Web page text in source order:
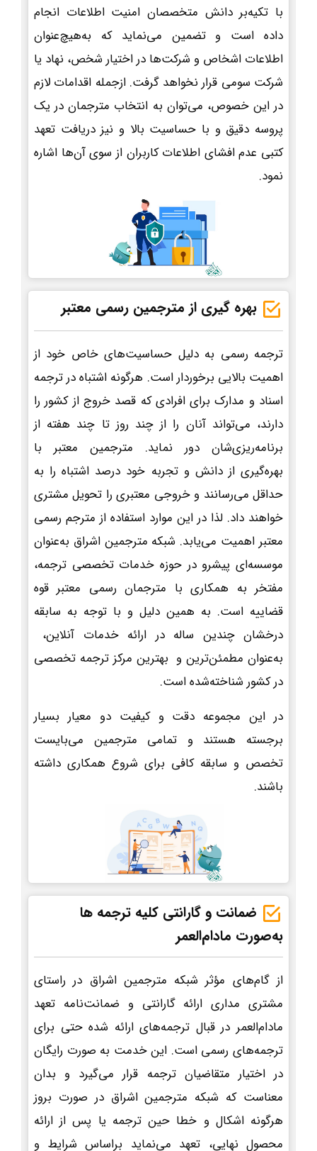
با تکیه‌بر دانش متخصصان امنیت اطلاعات انجام
داده است و تضمین می‌نماید که به‌هیچ‌عنوان
اطلاعات اشخاص و شرکت‌ها در اختیار شخص، نهاد یا
شرکت سومی قرار نخواهد گرفت. ازجمله اقدامات لازم
در این خصوص، می‌توان به انتخاب مترجمان در یک
پروسه دقیق و با حساسیت بالا و نیز دریافت تعهد
کتبی عدم افشای اطلاعات کاربران از سوی آن‌ها اشاره
نمود.
بهره گیری از مترجمین رسمی معتبر
ترجمه رسمی به دلیل حساسیت‌های خاص خود از
اهمیت بالایی برخوردار است. هرگونه اشتباه در ترجمه
اسناد و مدارک برای افرادی که قصد خروج از کشور را
دارند، می‌تواند آنان را از چند روز تا چند هفته از
برنامه‌ریزی‌شان دور نماید. مترجمین معتبر با
بهره‌گیری از دانش و تجربه خود درصد اشتباه را به
حداقل می‌رسانند و خروجی معتبری را تحویل مشتری
خواهند داد. لذا در این موارد استفاده از مترجم رسمی
معتبر اهمیت می‌یابد. شبکه مترجمین اشراق به‌عنوان
موسسه‌ای پیشرو در حوزه خدمات تخصصی ترجمه،
مفتخر به همکاری با مترجمان رسمی معتبر قوه
قضاییه است. به همین دلیل و با توجه به سابقه
درخشان چندین ساله در ارائه خدمات آنلاین،
به‌عنوان مطمئن‌ترین و بهترین مرکز ترجمه تخصصی
در کشور شناخته‌شده است.
در این مجموعه دقت و کیفیت دو معیار بسیار
برجسته هستند و تمامی مترجمین می‌بایست
تخصص و سابقه کافی برای شروع همکاری داشته
باشند.
ضمانت و گارانتی کلیه ترجمه ها
به‌صورت مادام‌العمر
از گام‌های مؤثر شبکه مترجمین اشراق در راستای
مشتری مداری ارائه گارانتی و ضمانت‌نامه تعهد
مادام‌العمر در قبال ترجمه‌های ارائه شده حتی برای
ترجمه‌های رسمی است. این خدمت به صورت رایگان
در اختیار متقاضیان ترجمه قرار می‌گیرد و بدان
معناست که شبکه مترجمین اشراق در صورت بروز
هرگونه اشکال و خطا حین ترجمه یا پس از ارائه
محصول نهایی، تعهد می‌نماید براساس شرایط و